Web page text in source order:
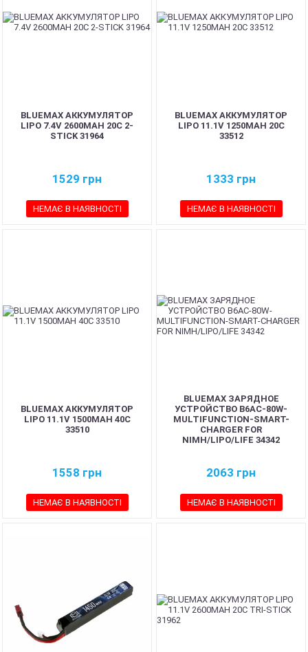
BLUEMAX АККУМУЛЯТОР
LIPO 7.4V 2600MAH 20C 2-
STICK 31964
1529 грн
НЕМАЄ В НАЯВНОСТІ
BLUEMAX АККУМУЛЯТОР
LIPO 11.1V 1250MAH 20C
33512
1333 грн
НЕМАЄ В НАЯВНОСТІ
BLUEMAX АККУМУЛЯТОР
LIPO 11.1V 1500MAH 40C
33510
1558 грн
НЕМАЄ В НАЯВНОСТІ
BLUEMAX ЗАРЯДНОЕ
УСТРОЙСТВО B6AC-80W-
MULTIFUNCTION-SMART-
CHARGER FOR
NIMH/LIPO/LIFE 34342
2063 грн
НЕМАЄ В НАЯВНОСТІ